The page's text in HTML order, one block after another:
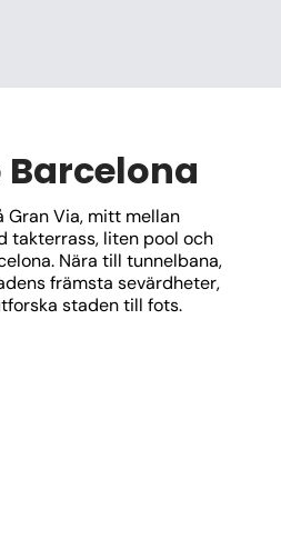
Barcelona
Gran Via, mitt mellan
takterrass, liten pool och
Nära till tunnelbana,
främsta sevärdheter,
staden till fots.